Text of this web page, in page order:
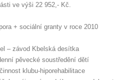
ve výši 22 952,- Kč.
+ sociální granty v roce 2010
– závod Kbelská desítka
pěvecké soustředění dětí
klubu-hiporehabilitace